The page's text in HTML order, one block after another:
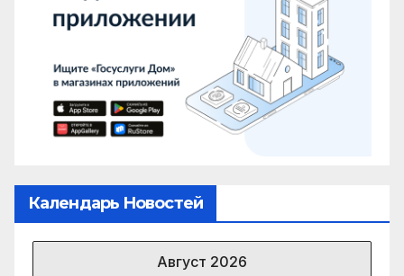
Календарь Новостей
Август 2026